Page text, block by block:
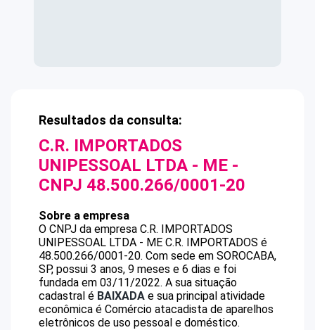
Resultados da consulta:
C.R. IMPORTADOS
UNIPESSOAL LTDA - ME -
CNPJ 48.500.266/0001-20
Sobre a empresa
O CNPJ da empresa C.R. IMPORTADOS
UNIPESSOAL LTDA - ME C.R. IMPORTADOS é
48.500.266/0001-20. Com sede em SOROCABA,
SP, possui 3 anos, 9 meses e 6 dias e foi
fundada em 03/11/2022. A sua situação
cadastral é BAIXADA e sua principal atividade
econômica é Comércio atacadista de aparelhos
eletrônicos de uso pessoal e doméstico.